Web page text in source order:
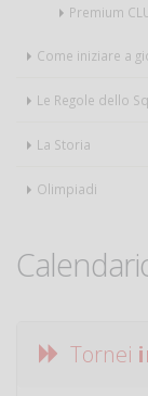
Premium
Come iniziare a
Le Regole dello
La Storia
Olimpiadi
Tornei